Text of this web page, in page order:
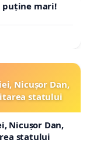
puține mari!
Nicușor Dan,
statului
Nicușor Dan,
statului